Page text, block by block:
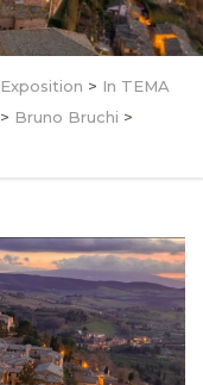
Exposition > In TEMA
> Bruno Bruchi >